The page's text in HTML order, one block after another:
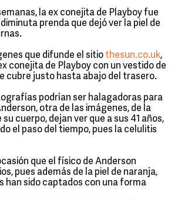
la ex conejita de Playboy fue
prenda que dejó ver la piel de
que difunde el sitio thesun.co.uk,
conejita de Playboy con un vestido de
cubre justo hasta abajo del trasero.
podrían ser halagadoras para
otra de las imágenes, de la
cuerpo, dejan ver que a sus 41 años,
el paso del tiempo, pues la celulitis
que el físico de Anderson
pues además de la piel de naranja,
han sido captados con una forma